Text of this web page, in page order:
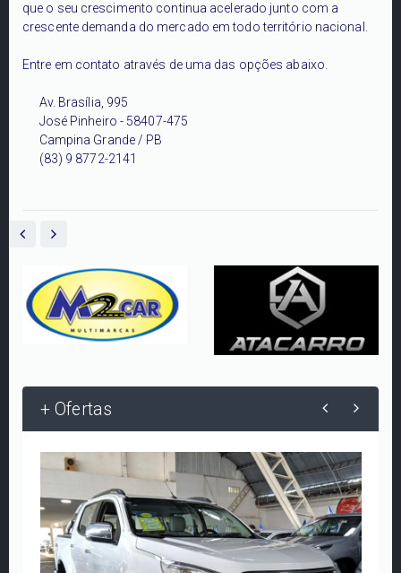
que o seu crescimento continua acelerado junto com a
crescente demanda do mercado em todo território nacional.
Entre em contato através de uma das opções abaixo.
Av. Brasília, 995
José Pinheiro - 58407-475
Campina Grande / PB
(83) 9 8772-2141
+ Ofertas